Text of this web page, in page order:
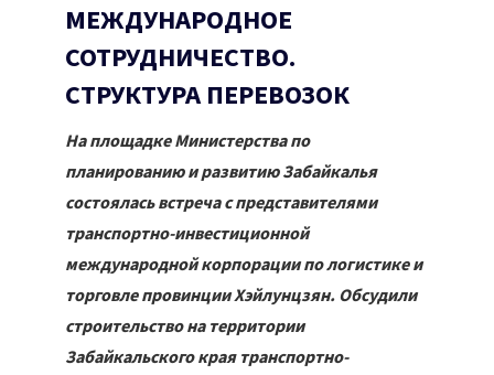
МЕЖДУНАРОДНОЕ
СОТРУДНИЧЕСТВО.
СТРУКТУРА ПЕРЕВОЗОК
На площадке Министерства по
планированию и развитию Забайкалья
состоялась встреча с представителями
транспортно-инвестиционной
международной корпорации по логистике и
торговле провинции Хэйлунцзян. Обсудили
строительство на территории
Забайкальского края транспортно-